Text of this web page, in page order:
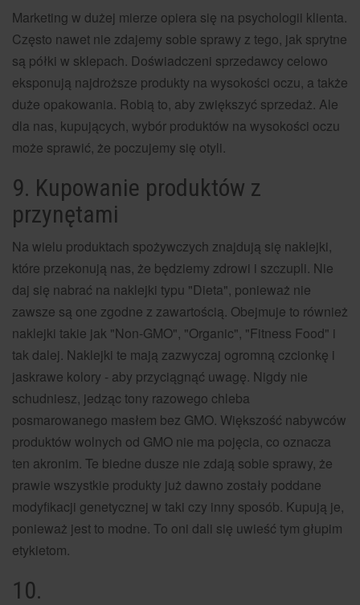
Marketing w dużej mierze opiera się na psychologii klienta.
Często nawet nie zdajemy sobie sprawy z tego, jak sprytne
są półki w sklepach. Doświadczeni sprzedawcy celowo
eksponują najdroższe produkty na wysokości oczu, a także
duże opakowania. Robią to, aby zwiększyć sprzedaż. Ale
dla nas, kupujących, wybór produktów na wysokości oczu
może sprawić, że poczujemy się otyli.
9. Kupowanie produktów z
przynętami
Na wielu produktach spożywczych znajdują się naklejki,
które przekonują nas, że będziemy zdrowi i szczupli. Nie
daj się nabrać na naklejki typu "Dieta", ponieważ nie
zawsze są one zgodne z zawartością. Obejmuje to również
naklejki takie jak "Non-GMO", "Organic", "Fitness Food" i
tak dalej. Naklejki te mają zazwyczaj ogromną czcionkę i
jaskrawe kolory - aby przyciągnąć uwagę. Nigdy nie
schudniesz, jedząc tony razowego chleba
posmarowanego masłem bez GMO. Większość nabywców
produktów wolnych od GMO nie ma pojęcia, co oznacza
ten akronim. Te biedne dusze nie zdają sobie sprawy, że
prawie wszystkie produkty już dawno zostały poddane
modyfikacji genetycznej w taki czy inny sposób. Kupują je,
ponieważ jest to modne. To oni dali się uwieść tym głupim
etykietom.
10.